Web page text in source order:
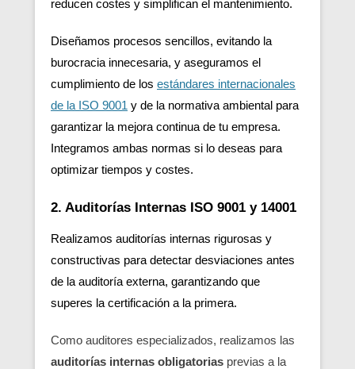
reducen costes y simplifican el mantenimiento.
Diseñamos procesos sencillos, evitando la
burocracia innecesaria, y aseguramos el
cumplimiento de los estándares internacionales
de la ISO 9001 y de la normativa ambiental para
garantizar la mejora continua de tu empresa.
Integramos ambas normas si lo deseas para
optimizar tiempos y costes.
2. Auditorías Internas ISO 9001 y 14001
Realizamos auditorías internas rigurosas y
constructivas para detectar desviaciones antes
de la auditoría externa, garantizando que
superes la certificación a la primera.
Como auditores especializados, realizamos las
auditorías internas obligatorias previas a la